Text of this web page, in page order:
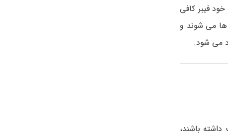
رژیم غذایی خود فیبر کافی
ها می شوند و
می شود.
باشند،